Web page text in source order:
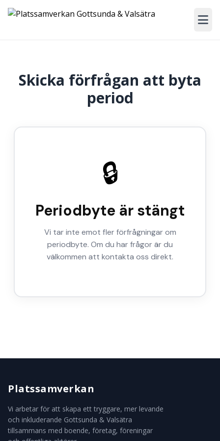
Skicka förfrågan att byta
period
🔒
Periodbyte är stängt
Vi tar inte emot fler förfrågningar om
periodbyte. Om du har frågor är du
välkommen att kontakta oss direkt.
Platssamverkan
Vi arbetar för att skapa ett tryggare, mer levande
och inkluderande Gottsunda & Valsätra
tillsammans med boende, företag, föreningar